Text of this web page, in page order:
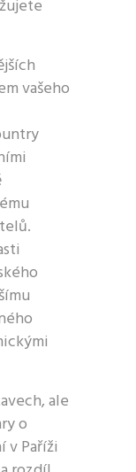
vašeho
ale
o
v Paříži